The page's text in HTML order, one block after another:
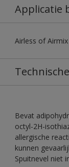
Applicatie
Airless of
Bevat
octyl-2H-
allergische
kunnen
Spuitnevel niet